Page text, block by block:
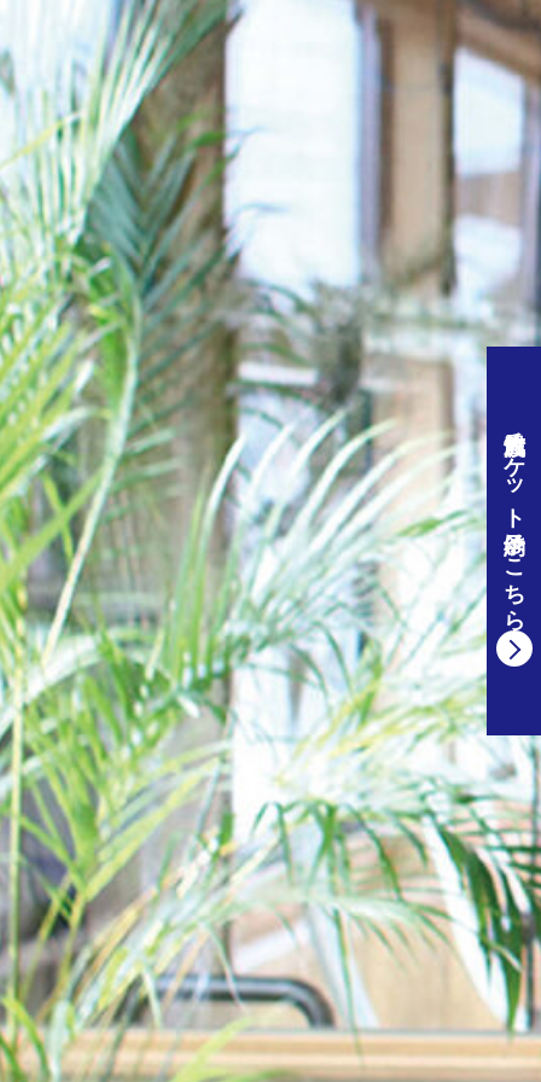
佐渡汽船チケット予約はこちら